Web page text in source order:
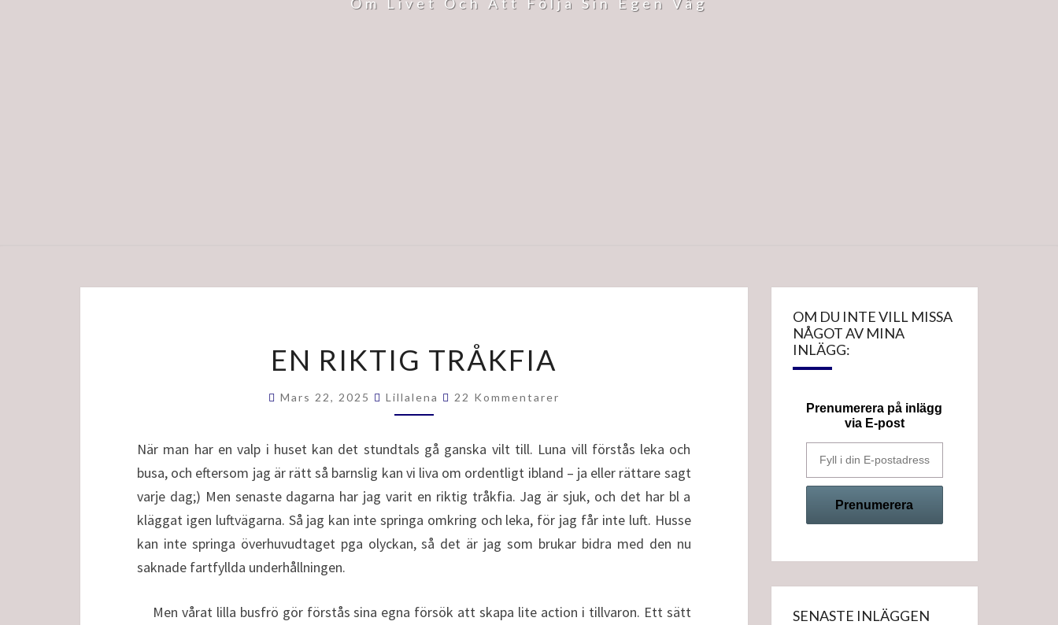
Om Livet Och Att Följa Sin Egen Väg
RIKTIG
EN RIKTIG TRÅKFIA
Mars 22, 2025 Lillalena Kommentarer
22 Kommentarer
När man har en valp i huset kan det stundtals gå ganska vilt till. Luna vill förstås leka och
busa, och eftersom jag är rätt så barnslig kan vi liva om ordentligt ibland – ja eller rättare sagt
varje dag;) Men senaste dagarna har jag varit en riktig tråkfia. Jag är sjuk, och det har bl a
kläggat igen luftvägarna. Så jag kan inte springa omkring och leka, för jag får inte luft. Husse
kan inte springa överhuvudtaget pga olyckan, så det är jag som brukar bidra med den nu
saknade fartfyllda underhållningen.
Men vårat lilla busfrö gör förstås sina egna försök att skapa lite action i tillvaron. Ett sätt
OM DU INTE VILL MISSA
NÅGOT AV MINA
INLÄGG:
Prenumerera på inlägg
via E-post
SENASTE INLÄGGEN